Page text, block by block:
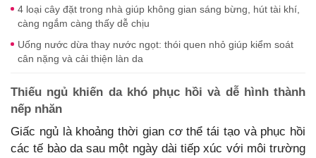
4 loại cây đặt trong nhà giúp không gian sáng bừng, hút tài khí,
càng ngắm càng thấy dễ chịu
Uống nước dừa thay nước ngọt: thói quen nhỏ giúp kiểm soát
cân nặng và cải thiện làn da
Thiếu ngủ khiến da khó phục hồi và dễ hình thành
nếp nhăn
Giấc ngủ là khoảng thời gian cơ thể tái tạo và phục hồi
các tế bào da sau một ngày dài tiếp xúc với môi trường